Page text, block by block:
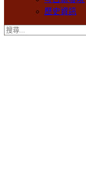
歷史資訊